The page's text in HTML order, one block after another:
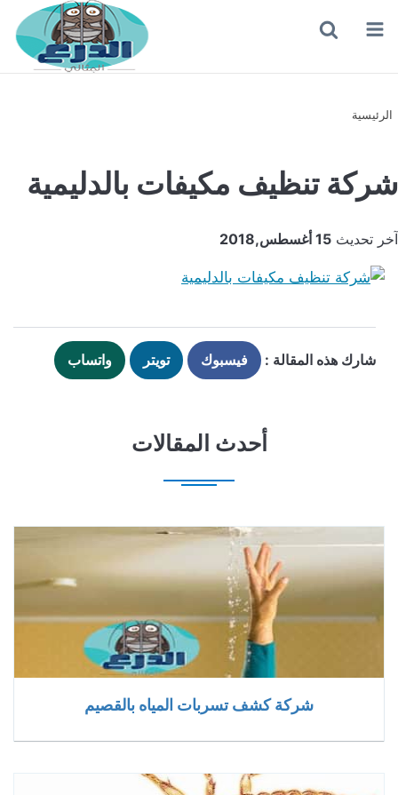
القائمة
الرئيسية
شركة تنظيف مكيفات بالدليمية
آخر تحديث 15 أغسطس,2018
شارك هذه المقالة : فيسبوك تويتر واتساب
أحدث المقالات
شركة كشف تسربات المياه بالقصيم